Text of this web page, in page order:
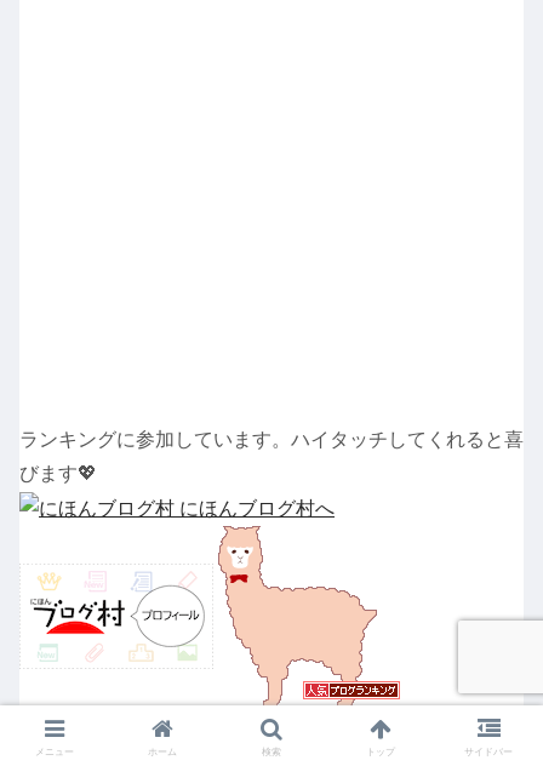
ランキングに参加しています。ハイタッチしてくれると喜
びます💖
人気ブログランキング
メニュー ホーム 検索 トップ サイドバー